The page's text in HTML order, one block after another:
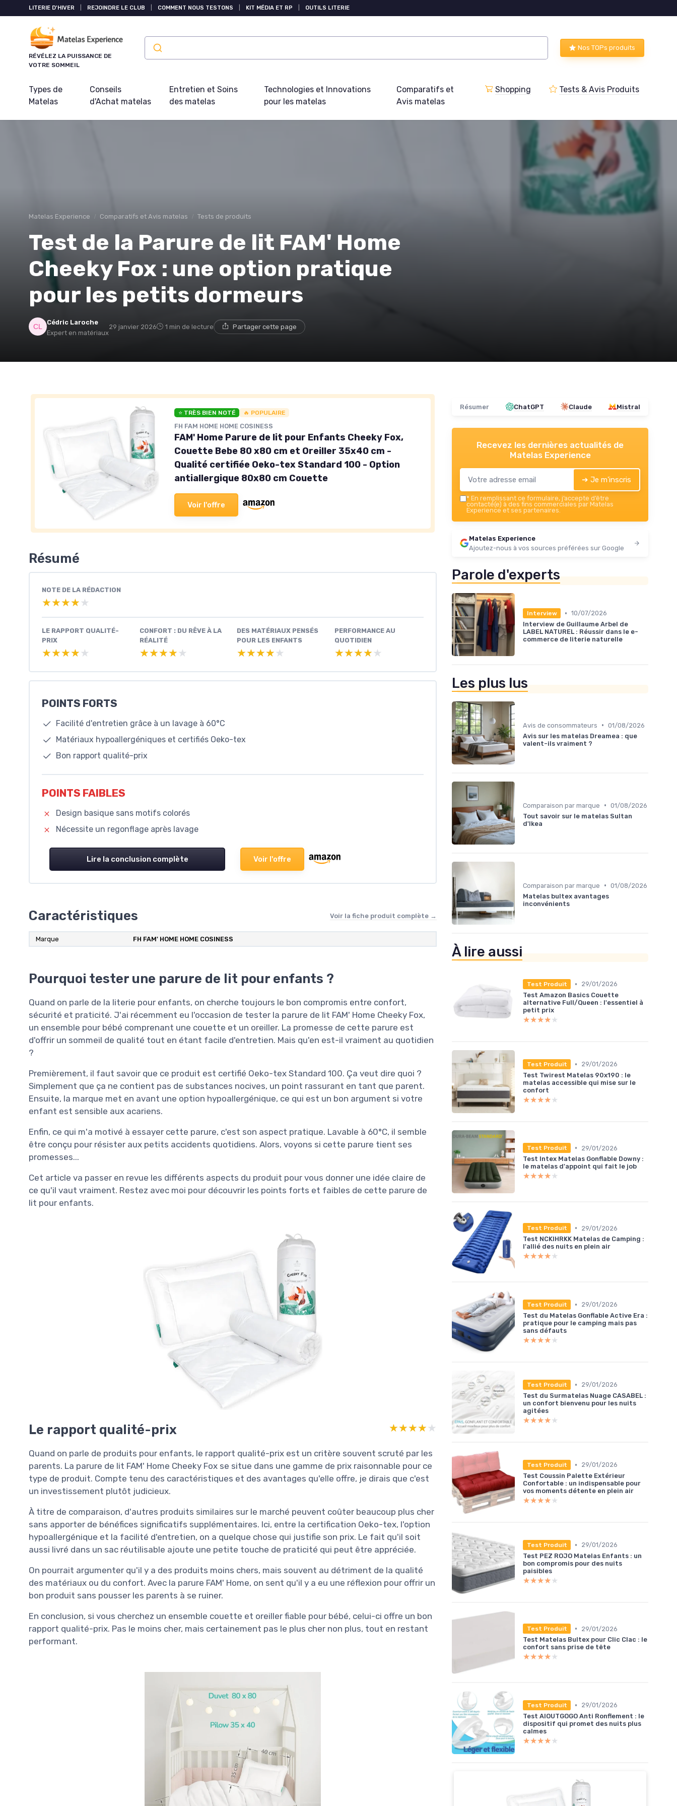
LITERIE D'HIVER REJOINDRE LE CLUB COMMENT NOUS TESTONS KIT MÉDIA ET RP OUTILS LITERIE
RÉVÉLEZ LA PUISSANCE DE
VOTRE SOMMEIL
Nos TOPs produits
Types de
Matelas
Conseils
d'Achat matelas
Entretien et Soins
des matelas
Technologies et Innovations
pour les matelas
Comparatifs et
Avis matelas
Shopping Tests & Avis Produits
Matelas Experience Comparatifs et Avis matelas Tests de produits
Test de la Parure de lit FAM' Home
Cheeky Fox : une option pratique
pour les petits dormeurs
Cédric Laroche
Expert en matériaux
29 janvier 2026 1 min de lecture Partager cette page
⭐ TRÈS BIEN NOTÉ 🔥 POPULAIRE
FH FAM HOME HOME COSINESS
FAM' Home Parure de lit pour Enfants Cheeky Fox,
Couette Bebe 80 x80 cm et Oreiller 35x40 cm -
Qualité certifiée Oeko-tex Standard 100 - Option
antiallergique 80x80 cm Couette
Voir l'offre
Résumé
NOTE DE LA RÉDACTION
★★★★★
★★★★★
LE RAPPORT QUALITÉ-
PRIX
★★★★★
★★★★★
CONFORT : DU RÊVE À LA
RÉALITÉ
★★★★★
★★★★★
DES MATÉRIAUX PENSÉS
POUR LES ENFANTS
★★★★★
★★★★★
PERFORMANCE AU
QUOTIDIEN
★★★★★
★★★★★
POINTS FORTS
Facilité d'entretien grâce à un lavage à 60°C
Matériaux hypoallergéniques et certifiés Oeko-tex
Bon rapport qualité-prix
POINTS FAIBLES
Design basique sans motifs colorés
Nécessite un regonflage après lavage
Lire la conclusion complète Voir l'offre
Caractéristiques Voir la fiche produit complète →
Marque ‎FH FAM' HOME HOME COSINESS
Pourquoi tester une parure de lit pour enfants ?
Quand on parle de la literie pour enfants, on cherche toujours le bon compromis entre confort,
sécurité et praticité. J'ai récemment eu l'occasion de tester la parure de lit FAM' Home Cheeky Fox,
un ensemble pour bébé comprenant une couette et un oreiller. La promesse de cette parure est
d'offrir un sommeil de qualité tout en étant facile d'entretien. Mais qu'en est-il vraiment au quotidien
?
Premièrement, il faut savoir que ce produit est certifié Oeko-tex Standard 100. Ça veut dire quoi ?
Simplement que ça ne contient pas de substances nocives, un point rassurant en tant que parent.
Ensuite, la marque met en avant une option hypoallergénique, ce qui est un bon argument si votre
enfant est sensible aux acariens.
Enfin, ce qui m'a motivé à essayer cette parure, c'est son aspect pratique. Lavable à 60°C, il semble
être conçu pour résister aux petits accidents quotidiens. Alors, voyons si cette parure tient ses
promesses...
Cet article va passer en revue les différents aspects du produit pour vous donner une idée claire de
ce qu'il vaut vraiment. Restez avec moi pour découvrir les points forts et faibles de cette parure de
lit pour enfants.
Le rapport qualité-prix ★★★★★
★★★★★
Quand on parle de produits pour enfants, le rapport qualité-prix est un critère souvent scruté par les
parents. La parure de lit FAM' Home Cheeky Fox se situe dans une gamme de prix raisonnable pour ce
type de produit. Compte tenu des caractéristiques et des avantages qu'elle offre, je dirais que c'est
un investissement plutôt judicieux.
À titre de comparaison, d'autres produits similaires sur le marché peuvent coûter beaucoup plus cher
sans apporter de bénéfices significatifs supplémentaires. Ici, entre la certification Oeko-tex, l'option
hypoallergénique et la facilité d'entretien, on a quelque chose qui justifie son prix. Le fait qu'il soit
aussi livré dans un sac réutilisable ajoute une petite touche de praticité qui peut être appréciée.
On pourrait argumenter qu'il y a des produits moins chers, mais souvent au détriment de la qualité
des matériaux ou du confort. Avec la parure FAM' Home, on sent qu'il y a eu une réflexion pour offrir un
bon produit sans pousser les parents à se ruiner.
En conclusion, si vous cherchez un ensemble couette et oreiller fiable pour bébé, celui-ci offre un bon
rapport qualité-prix. Pas le moins cher, mais certainement pas le plus cher non plus, tout en restant
performant.
Résumer ChatGPT Claude Mistral
Recevez les dernières actualités de
Matelas Experience
➔ Je m'inscris
* En remplissant ce formulaire, j’accepte d’être
contacté(e) à des fins commerciales par Matelas
Experience et ses partenaires.
Matelas Experience
Ajoutez-nous à vos sources préférées sur Google
Parole d'experts
Interview • 10/07/2026
Interview de Guillaume Arbel de
LABEL NATUREL : Réussir dans le e-
commerce de literie naturelle
Les plus lus
Avis de consommateurs • 01/08/2026
Avis sur les matelas Dreamea : que
valent-ils vraiment ?
Comparaison par marque • 01/08/2026
Tout savoir sur le matelas Sultan
d'Ikea
Comparaison par marque • 01/08/2026
Matelas bultex avantages
inconvénients
À lire aussi
Test Produit •
29/01/2026
Test Amazon Basics Couette
alternative Full/Queen : l'essentiel à
petit prix
★★★★★
★★★★★
Test Produit •
29/01/2026
Test Twirest Matelas 90x190 : le
matelas accessible qui mise sur le
confort
★★★★★
★★★★★
Test Produit •
29/01/2026
Test Intex Matelas Gonflable Downy :
le matelas d'appoint qui fait le job
★★★★★
★★★★★
Test Produit •
29/01/2026
Test NCKIHRKK Matelas de Camping :
l'allié des nuits en plein air
★★★★★
★★★★★
Test Produit •
29/01/2026
Test du Matelas Gonflable Active Era :
pratique pour le camping mais pas
sans défauts
★★★★★
★★★★★
Test Produit •
29/01/2026
Test du Surmatelas Nuage CASABEL :
un confort bienvenu pour les nuits
agitées
★★★★★
★★★★★
Test Produit •
29/01/2026
Test Coussin Palette Extérieur
Confortable : un indispensable pour
vos moments détente en plein air
★★★★★
★★★★★
Test Produit •
29/01/2026
Test PEZ ROJO Matelas Enfants : un
bon compromis pour des nuits
paisibles
★★★★★
★★★★★
Test Produit •
29/01/2026
Test Matelas Bultex pour Clic Clac : le
confort sans prise de tête
★★★★★
★★★★★
Test Produit •
29/01/2026
Test AIOUTGOGO Anti Ronflement : le
dispositif qui promet des nuits plus
calmes
★★★★★
★★★★★
Panneau de gestion des cookies